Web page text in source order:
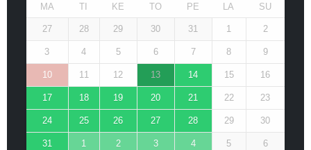
MA TI KE TO PE LA SU
27 28 29 30 31 1 2
3 4 5 6 7 8 9
10 11 12 13 14 15 16
17 18 19 20 21 22 23
24 25 26 27 28 29 30
31 1 2 3 4 5 6